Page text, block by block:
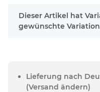
x
Dieser Artikel hat
gewünschte
Lieferung nach
(Versand ändern)